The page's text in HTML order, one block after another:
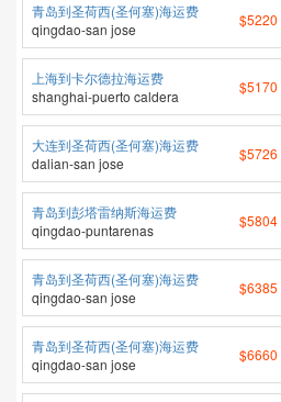
青岛到圣荷西(圣何塞)海运费
qingdao-san jose
$5220
上海到卡尔德拉海运费
shanghai-puerto caldera
$5170
大连到圣荷西(圣何塞)海运费
dalian-san jose
$5726
青岛到彭塔雷纳斯海运费
qingdao-puntarenas
$5804
青岛到圣荷西(圣何塞)海运费
qingdao-san jose
$6385
青岛到圣荷西(圣何塞)海运费
qingdao-san jose
$6660